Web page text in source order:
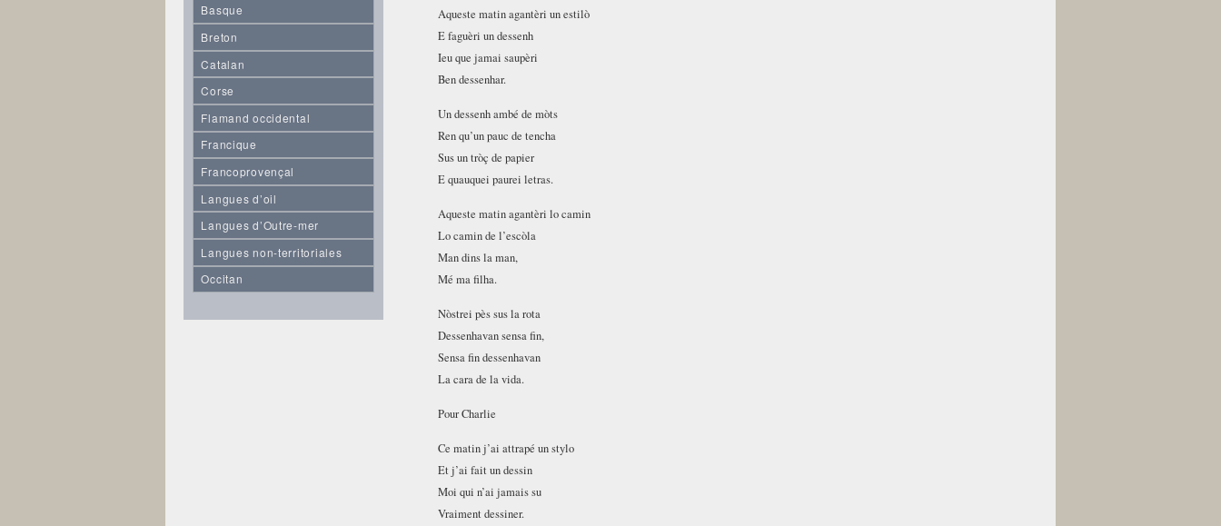
Aqueste matin agantèri un estilò
E faguèri un dessenh
Ieu que jamai saupèri
Ben dessenhar.
Un dessenh ambé de mòts
Ren qu’un pauc de tencha
Sus un tròç de papier
E quauquei paurei letras.
Aqueste matin agantèri lo camin
Lo camin de l’escòla
Man dins la man,
Mé ma filha.
Nòstrei pès sus la rota
Dessenhavan sensa fin,
Sensa fin dessenhavan
La cara de la vida.
Pour Charlie
Ce matin j’ai attrapé un stylo
Et j’ai fait un dessin
Moi qui n’ai jamais su
Vraiment dessiner.
Basque
Breton
Catalan
Corse
Flamand occidental
Francique
Francoprovençal
Langues d’oil
Langues d’Outre-mer
Langues non-territoriales
Occitan